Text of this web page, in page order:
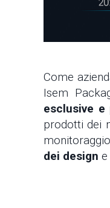
Come
Isem
esclusive e
prodotti dei
dei design e